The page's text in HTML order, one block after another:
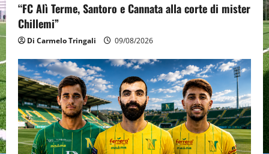
“FC Alì Terme, Santoro e Cannata alla corte di mister
Chillemi”
Di Carmelo Tringali 09/08/2026